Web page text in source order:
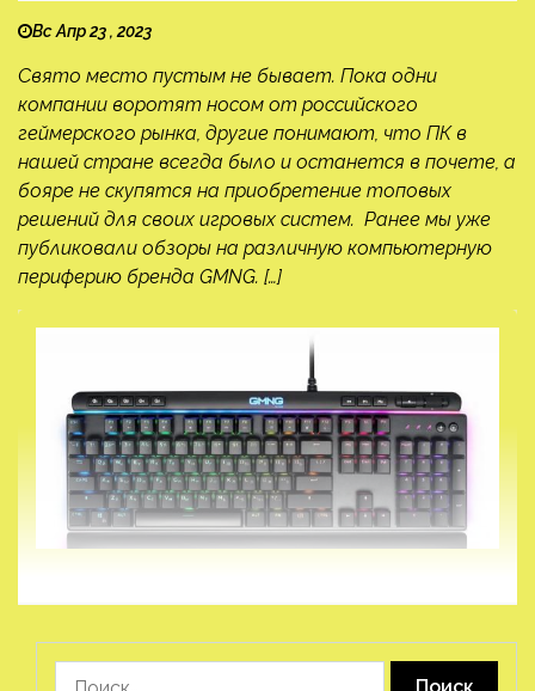
Вс Апр 23 , 2023
Свято место пустым не бывает. Пока одни
компании воротят носом от российского
геймерского рынка, другие понимают, что ПК в
нашей стране всегда было и останется в почете, а
бояре не скупятся на приобретение топовых
решений для своих игровых систем. Ранее мы уже
публиковали обзоры на различную компьютерную
периферию бренда GMNG. […]